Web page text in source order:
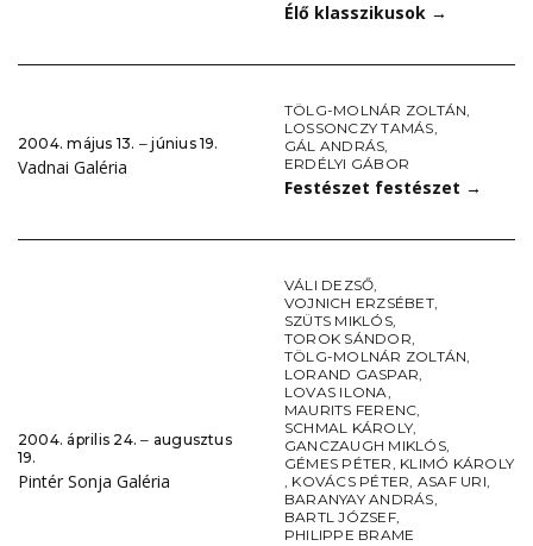
Élő klasszikusok →
2004. május 13. ‒ június 19.
Vadnai Galéria
TÖLG-MOLNÁR ZOLTÁN,
LOSSONCZY TAMÁS,
GÁL ANDRÁS,
ERDÉLYI GÁBOR
Festészet festészet →
2004. április 24. ‒ augusztus
19.
Pintér Sonja Galéria
VÁLI DEZSŐ,
VOJNICH ERZSÉBET,
SZÜTS MIKLÓS,
TOROK SÁNDOR,
TÖLG-MOLNÁR ZOLTÁN,
LORAND GASPAR,
LOVAS ILONA,
MAURITS FERENC,
SCHMAL KÁROLY,
GANCZAUGH MIKLÓS,
GÉMES PÉTER, KLIMÓ KÁROLY
, KOVÁCS PÉTER, ASAF URI,
BARANYAY ANDRÁS,
BARTL JÓZSEF,
PHILIPPE BRAME